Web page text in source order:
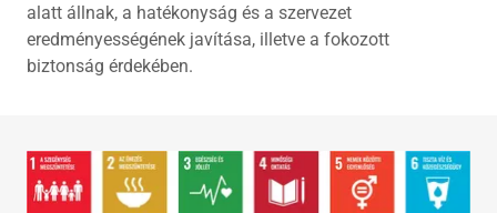
alatt állnak, a hatékonyság és a szervezet
eredményességének javítása, illetve a fokozott
biztonság érdekében.